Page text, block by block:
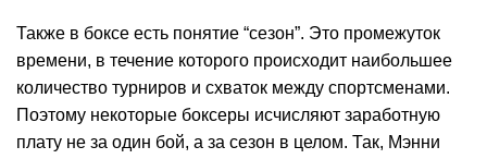
Также в боксе есть понятие “сезон”. Это промежуток
времени, в течение которого происходит наибольшее
количество турниров и схваток между спортсменами.
Поэтому некоторые боксеры исчисляют заработную
плату не за один бой, а за сезон в целом. Так, Мэнни